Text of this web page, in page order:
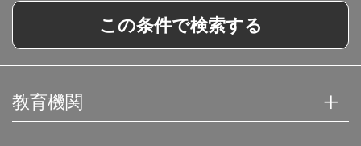
この条件で検索する
教育機関